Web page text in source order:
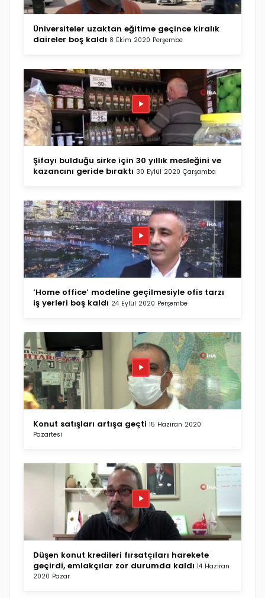
Üniversiteler uzaktan eğitime geçince kiralık
daireler boş kaldı 8 Ekim 2020 Perşembe
Şifayı bulduğu sirke için 30 yıllık mesleğini ve
kazancını geride bıraktı 30 Eylül 2020 Çarşamba
‘Home office’ modeline geçilmesiyle ofis tarzı
iş yerleri boş kaldı 24 Eylül 2020 Perşembe
Konut satışları artışa geçti 15 Haziran 2020
Pazartesi
Düşen konut kredileri fırsatçıları harekete
geçirdi, emlakçılar zor durumda kaldı 14 Haziran
2020 Pazar